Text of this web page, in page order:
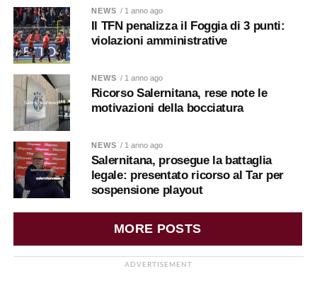
NEWS / 1 anno ago
Il TFN penalizza il Foggia di 3 punti:
violazioni amministrative
NEWS / 1 anno ago
Ricorso Salernitana, rese note le
motivazioni della bocciatura
NEWS / 1 anno ago
Salernitana, prosegue la battaglia
legale: presentato ricorso al Tar per
sospensione playout
MORE POSTS
ADVERTISEMENT